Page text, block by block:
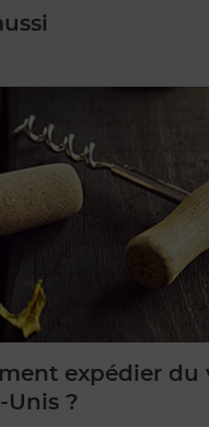
expédier du
Unis ?